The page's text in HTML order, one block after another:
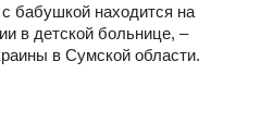
бабушкой находится на
в детской больнице, –
в Сумской области.